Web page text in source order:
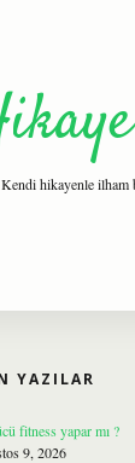
Kendi hikayenle ilham
YAZILAR
fitness yapar mı ?
9, 2026